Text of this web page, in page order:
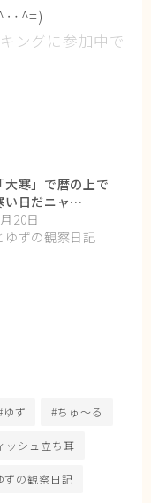
ングに参加中で
大寒」で暦の上で
い日だニャ…
20日
ゆずの観察日記
ゆず #ちゅ〜る
ッシュ立ち耳
ずの観察日記